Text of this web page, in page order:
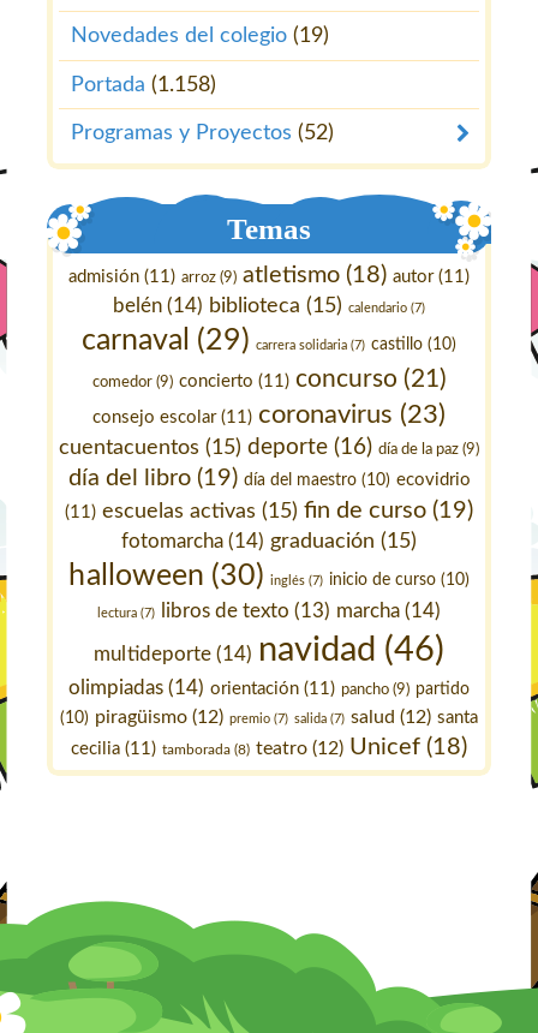
Novedades del colegio (19)
Portada (1.158)
Programas y Proyectos (52)
Temas
admisión (11) arroz (9) atletismo (18) autor(11)
belén (14) biblioteca (15) calendario (7)
carnaval (29) carrera solidaria (7) castillo (10)
comedor(9) concierto (11) concurso (21)
consejo escolar(11) coronavirus (23)
cuentacuentos (15) deporte (16) día de la paz (9)
día del libro(19) día del maestro(10) ecovidrio
(11) escuelas activas (15) fin de curso (19)
fotomarcha (14) graduación (15)
halloween (30) inglés(7) inicio de curso(10)
lectura (7) libros de texto (13) marcha (14)
multideporte(14) navidad (46)
olimpiadas (14) orientación (11) pancho (9) partido
(10) piragüismo (12) premio (7) salida (7) salud (12) santa
cecilia (11) tamborada (8) teatro (12) Unicef (18)